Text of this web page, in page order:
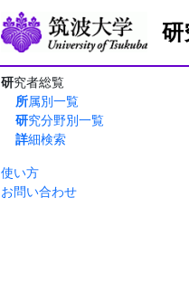
研
研究者総覧
所属別一覧
研究分野別一覧
詳細検索
使い方
お問い合わせ